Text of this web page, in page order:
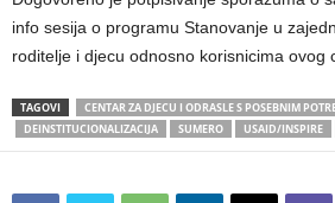
info sesija o programu Stanovanje u
roditelje i djecu odnosno korisnicima ovog
TAGOVI
CENTAR ZA DJECU I ODRASLE S POSEBNIM
DEINSTITUCIONALIZACIJA
SUMERO USAID/INSPIRE